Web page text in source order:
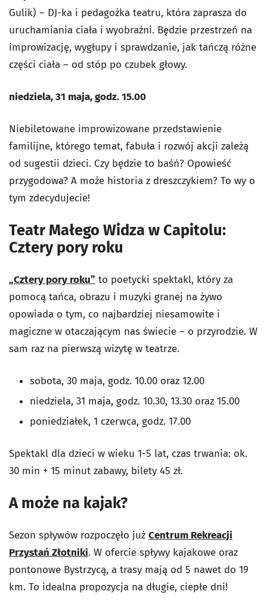
Gulik) – DJ-ka i pedagożka teatru, która zaprasza do
uruchamiania ciała i wyobraźni. Będzie przestrzeń na
improwizację, wygłupy i sprawdzanie, jak tańczą różne
części ciała – od stóp po czubek głowy.
niedziela, 31 maja, godz. 15.00
Niebiletowane improwizowane przedstawienie
familijne, którego temat, fabuła i rozwój akcji zależą
od sugestii dzieci. Czy będzie to baśń? Opowieść
przygodowa? A może historia z dreszczykiem? To wy o
tym zdecydujecie!
Teatr Małego Widza w Capitolu:
Cztery pory roku
„Cztery pory roku” to poetycki spektakl, który za
pomocą tańca, obrazu i muzyki granej na żywo
opowiada o tym, co najbardziej niesamowite i
magiczne w otaczającym nas świecie – o przyrodzie. W
sam raz na pierwszą wizytę w teatrze.
sobota, 30 maja, godz. 10.00 oraz 12.00
niedziela, 31 maja, godz. 10.30, 13.30 oraz 15.00
poniedziałek, 1 czerwca, godz. 17.00
Spektakl dla dzieci w wieku 1-5 lat, czas trwania: ok.
30 min + 15 minut zabawy, bilety 45 zł.
A może na kajak?
Sezon spływów rozpoczęło już Centrum Rekreacji
Przystań Złotniki. W ofercie spływy kajakowe oraz
pontonowe Bystrzycą, a trasy mają od 5 nawet do 19
km. To idealna propozycja na długie, ciepłe dni!